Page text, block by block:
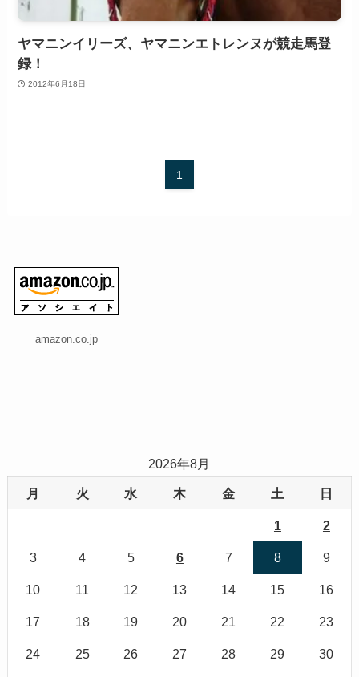
ヤマニンイリーズ、ヤマニンエトレンヌが競走馬登
録！
2012年6月18日
1
amazon.co.jp
2026年8月
月 火 水 木 金 土 日
1 2
3 4 5 6 7 8 9
10 11 12 13 14 15 16
17 18 19 20 21 22 23
24 25 26 27 28 29 30